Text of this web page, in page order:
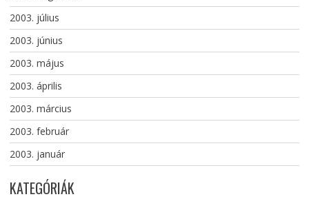
2003. július
2003. június
2003. május
2003. április
2003. március
2003. február
2003. január
KATEGÓRIÁK